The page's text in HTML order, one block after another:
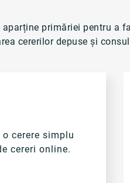
primăriei pentru
cererilor depuse și
cerere simplu
cereri online.